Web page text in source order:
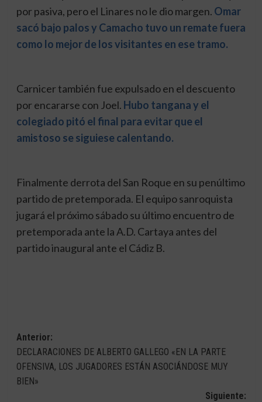
por pasiva, pero el Linares no le dio margen. Omar
sacó bajo palos y Camacho tuvo un remate fuera
como lo mejor de los visitantes en ese tramo.
Carnicer también fue expulsado en el descuento
por encararse con Joel. Hubo tangana y el
colegiado pitó el final para evitar que el
amistoso se siguiese calentando.
Finalmente derrota del San Roque en su penúltimo
partido de pretemporada. El equipo sanroquista
jugará el próximo sábado su último encuentro de
pretemporada ante la A.D. Cartaya antes del
partido inaugural ante el Cádiz B.
Navegación
de
entradas
Anterior:
DECLARACIONES DE ALBERTO GALLEGO «EN LA PARTE
OFENSIVA, LOS JUGADORES ESTÁN ASOCIÁNDOSE MUY
BIEN»
Siguiente: